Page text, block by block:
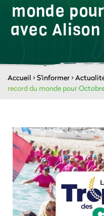
monde
avec
Accueil >S'informer>
record du monde pour